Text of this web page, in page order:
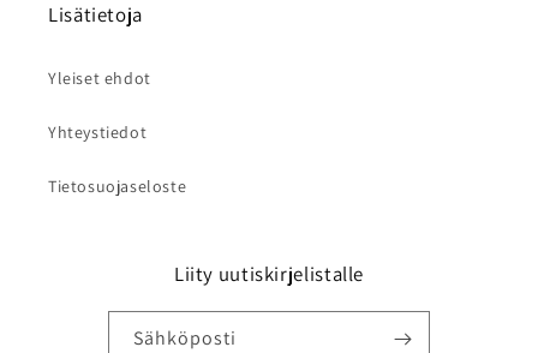
Lisätietoja
Yleiset ehdot
Yhteystiedot
Tietosuojaseloste
Liity uutiskirjelistalle
Sähköposti